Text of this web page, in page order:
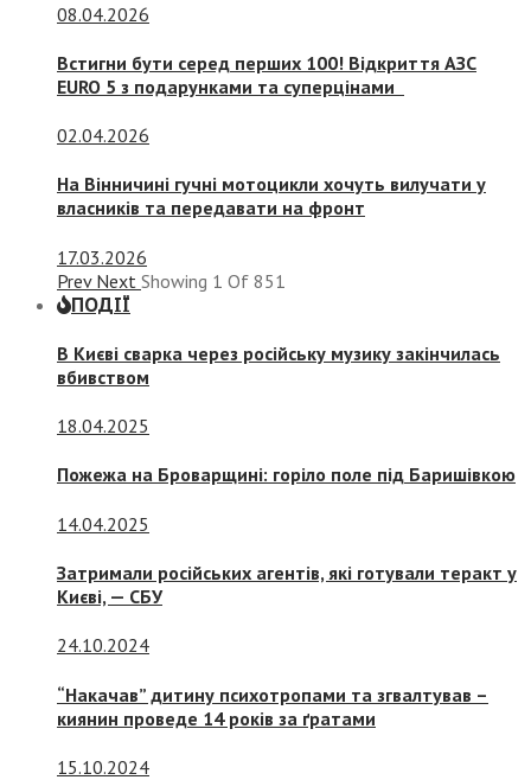
08.04.2026
Встигни бути серед перших 100! Відкриття АЗС
EURO 5 з подарунками та суперцінами
02.04.2026
На Вінничині гучні мотоцикли хочуть вилучати у
власників та передавати на фронт
17.03.2026
Prev Next Showing 1 Of 851
ПОДІЇ
В Києві сварка через російську музику закінчилась
вбивством
18.04.2025
Пожежа на Броварщині: горіло поле під Баришівкою
14.04.2025
Затримали російських агентів, які готували теракт у
Києві, — СБУ
24.10.2024
“Накачав” дитину психотропами та згвалтував –
киянин проведе 14 років за ґратами
15.10.2024